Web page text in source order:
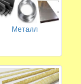
Металл